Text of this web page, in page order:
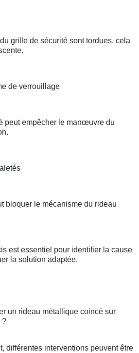
grille de sécurité sont tordues, cela
de verrouillage
peut empêcher le manœuvre du
bloquer le mécanisme du rideau
est essentiel pour identifier la cause
la solution adaptée.
un rideau métallique coincé sur
?
différentes interventions peuvent être